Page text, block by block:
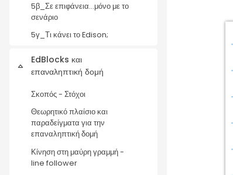
5β_Σε επιφάνεια...μόνο με το
σενάριο
5γ_Τι κάνει το Edison;
Collapse
EdBlocks και
επαναληπτική δομή
Σκοπός - Στόχοι
Θεωρητικό πλαίσιο και
παραδείγματα για την
επαναληπτική δομή
Κίνηση στη μαύρη γραμμή -
line follower